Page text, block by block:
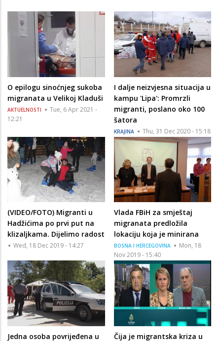
O epilogu sinoćnjeg sukoba
migranata u Velikoj Kladuši
AKTUELNOSTI
Tue, 6 Apr 2021 -
12:21
I dalje neizvjesna situacija u
kampu 'Lipa': Promrzli
migranti, poslano oko 100
šatora
KRAJINA Thu, 31 Dec 2020 - 15:18
(VIDEO/FOTO) Migranti u
Hadžićima po prvi put na
klizaljkama. Dijelimo radost
Wed, 18 Dec 2019 - 14:27
Vlada FBiH za smještaj
migranata predložila
lokaciju koja je minirana
BOSNA I HERCEGOVINA
Mon, 18
Nov 2019 - 15:40
Jedna osoba povrijeđena u
Čija je migrantska kriza u